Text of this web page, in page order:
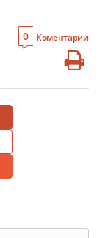
0 Коментарии